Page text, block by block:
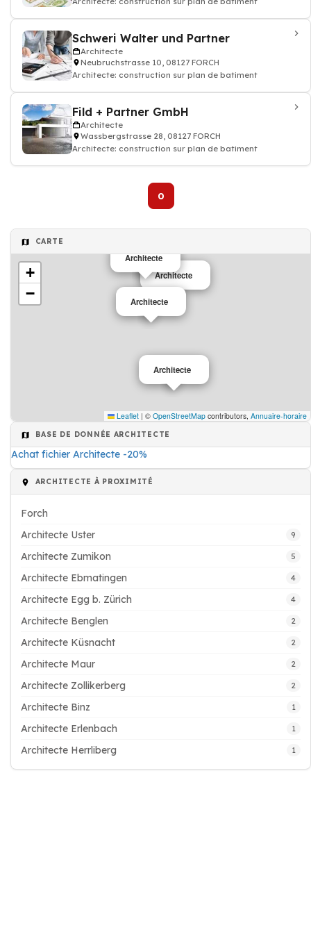
Schweri Walter und Partner
Architecte
Neubruchstrasse 10, 08127 FORCH
Architecte: construction sur plan de batiment
Fild + Partner GmbH
Architecte
Wassbergstrasse 28, 08127 FORCH
Architecte: construction sur plan de batiment
0
CARTE
Architecte
Architecte
Architecte
Architecte
+
−
Leaflet | © OpenStreetMap contributors, Annuaire-horaire
BASE DE DONNÉE ARCHITECTE
Achat fichier Architecte -20%
ARCHITECTE À PROXIMITÉ
Forch
Architecte Uster
9
Architecte Zumikon 5
Architecte Ebmatingen 4
Architecte Egg b. Zürich 4
Architecte Benglen 2
Architecte Küsnacht 2
Architecte Maur 2
Architecte Zollikerberg 2
Architecte Binz 1
Architecte Erlenbach 1
Architecte Herrliberg 1